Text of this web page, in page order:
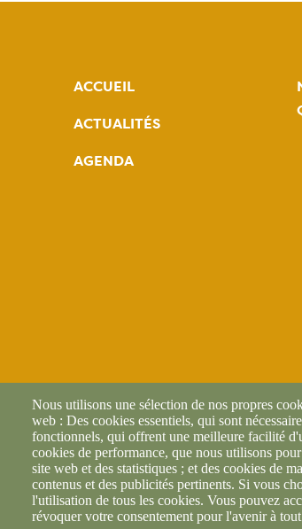
ACCUEIL
ACTUALITÉS
AGENDA
Nous utilisons une sélection de nos propres
web : Des cookies essentiels, qui sont
fonctionnels, qui offrent une meilleure facilité
cookies de performance, que nous utilisons
site web et des statistiques ; et des cookies de
contenus et des publicités pertinents. Si vous
l'utilisation de tous les cookies. Vous pouvez
révoquer votre consentement pour l'avenir à